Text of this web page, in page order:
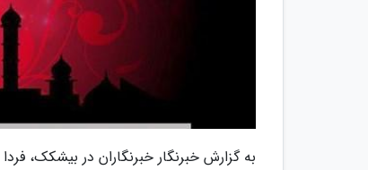
به گزارش خبرنگار خبرنگاران در بیشکک،